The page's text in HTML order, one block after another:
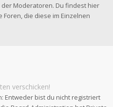
Moderatoren. Du findest hier
die diese im Einzelnen
verschicken!
Entweder bist du nicht registriert